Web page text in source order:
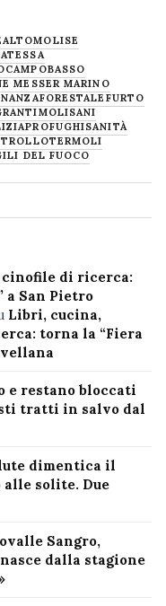
ALTOMOLISE
ATESSA
CAMPOBASSO
MESSER MARINO
FORESTALE FURTO
MOLISANI
PROFUGHISANITÀ
TERMOLI
DEL FUOCO
di ricerca:
a San Pietro
Libri, cucina,
torna la “Fiera
e restano bloccati
tratti in salvo dal
dimentica il
alle solite. Due
Sangro,
dalla stagione